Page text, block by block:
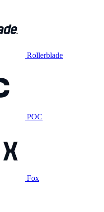
Rollerblade
POC
Fox